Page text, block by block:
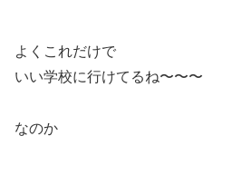
よくこれだけで
いい学校に行けてるね〜〜〜
なのか